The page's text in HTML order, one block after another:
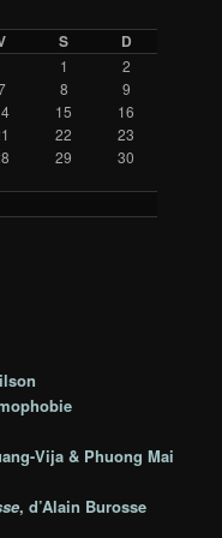
S D
1
2
8
9
15
16
22
23
29
30
Vija & Phuong Mai
, d’Alain Burosse